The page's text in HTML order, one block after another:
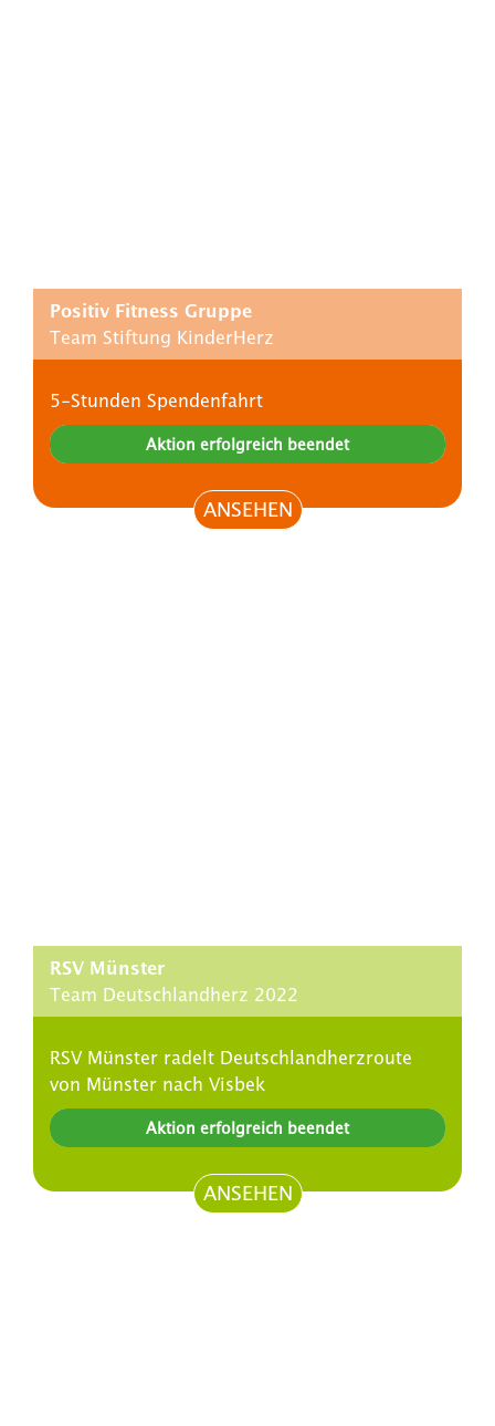
Positiv Fitness Gruppe
Team Stiftung KinderHerz
5-Stunden Spendenfahrt
Aktion erfolgreich beendet
ANSEHEN
RSV Münster
Team Deutschlandherz 2022
RSV Münster radelt Deutschlandherzroute
von Münster nach Visbek
Aktion erfolgreich beendet
ANSEHEN